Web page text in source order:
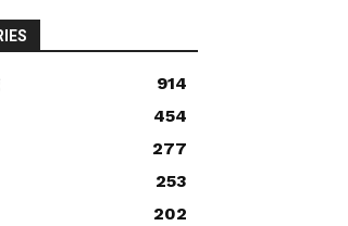
914
454
277
253
202